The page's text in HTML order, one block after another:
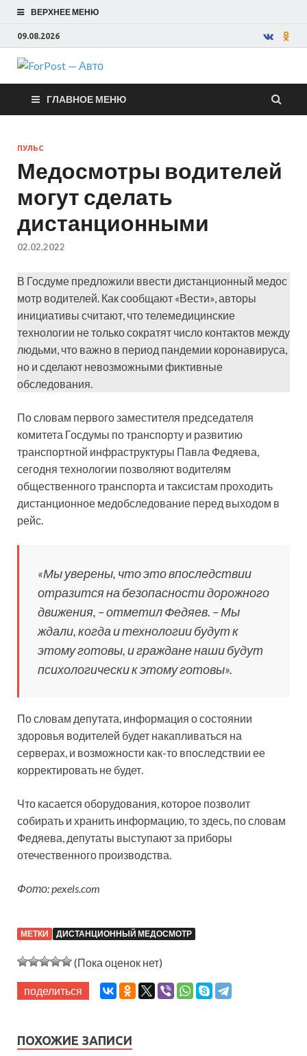
ВЕРХНЕЕ МЕНЮ
09.08.2026
ForPost —
Авто
ГЛАВНОЕ МЕНЮ
ПУЛЬС
Медосмотры водителей
могут сделать
дистанционными
02.02.2022
В Госдуме предложили ввести дистанционный медос
мотр водителей. Как сообщают «Вести», авторы
инициативы считают, что телемедицинские
технологии не только сократят число контактов между
людьми, что важно в период пандемии коронавируса,
но и сделают невозможными фиктивные
обследования.
По словам первого заместителя председателя
комитета Госдумы по транспорту и развитию
транспортной инфраструктуры Павла Федяева,
сегодня технологии позволяют водителям
общественного транспорта и таксистам проходить
дистанционное медобследование перед выходом в
рейс.
«Мы уверены, что это впоследствии
отразится на безопасности дорожного
движения, – отметил Федяев. – Мы
ждали, когда и технологии будут к
этому готовы, и граждане наши будут
психологически к этому готовы».
По словам депутата, информация о состоянии
здоровья водителей будет накапливаться на
серверах, и возможности как-то впоследствии ее
корректировать не будет.
Что касается оборудования, которое позволит
собирать и хранить информацию, то здесь, по словам
Федяева, депутаты выступают за приборы
отечественного производства.
Фото: pexels.com
МЕТКИ ДИСТАНЦИОННЫЙ МЕДОСМОТР
(Пока оценок нет)
поделиться
ПОХОЖИЕ ЗАПИСИ